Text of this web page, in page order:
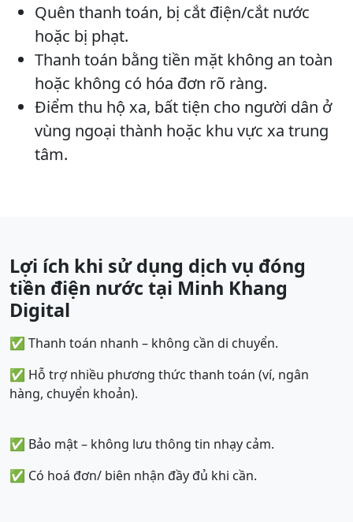
Quên thanh toán, bị cắt điện/cắt nước
hoặc bị phạt.
Thanh toán bằng tiền mặt không an toàn
hoặc không có hóa đơn rõ ràng.
Điểm thu hộ xa, bất tiện cho người dân ở
vùng ngoại thành hoặc khu vực xa trung
tâm.
Lợi ích khi sử dụng dịch vụ đóng
tiền điện nước tại Minh Khang
Digital
✅ Thanh toán nhanh – không cần di chuyển.
✅ Hỗ trợ nhiều phương thức thanh toán (ví, ngân
hàng, chuyển khoản).
✅ Bảo mật – không lưu thông tin nhạy cảm.
✅ Có hoá đơn/ biên nhận đầy đủ khi cần.